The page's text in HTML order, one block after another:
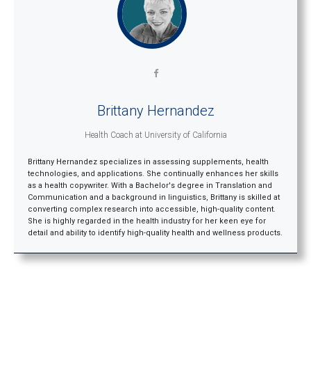
Brittany Hernandez
Health Coach at University of California
Brittany Hernandez specializes in assessing supplements, health
technologies, and applications. She continually enhances her skills
as a health copywriter. With a Bachelor's degree in Translation and
Communication and a background in linguistics, Brittany is skilled at
converting complex research into accessible, high-quality content.
She is highly regarded in the health industry for her keen eye for
detail and ability to identify high-quality health and wellness products.